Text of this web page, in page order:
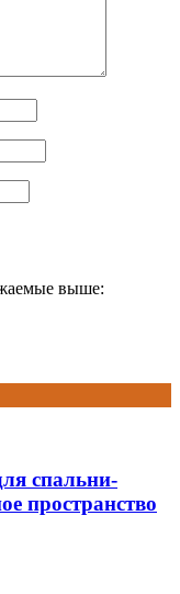
выше:
спальни-
пространство